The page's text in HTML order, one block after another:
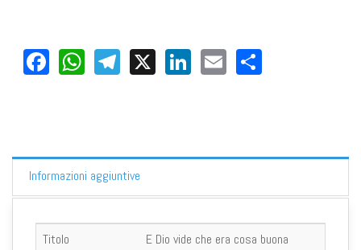
Facebook
WhatsApp
Telegram
X LinkedIn
Email
Informazioni aggiuntive
Titolo E Dio vide che era cosa buona